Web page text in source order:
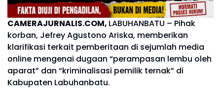
CAMERAJURNALIS.COM, LABUHANBATU – Pihak
korban, Jefrey Agustono Ariska, memberikan
klarifikasi terkait pemberitaan di sejumlah media
online mengenai dugaan “perampasan lembu oleh
aparat” dan “kriminalisasi pemilik ternak” di
Kabupaten Labuhanbatu.